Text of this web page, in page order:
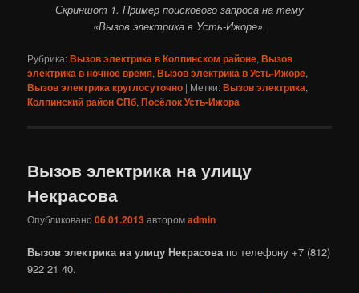
Скриншот 1. Пример поискового запроса на тему
«Вызов электрика в Усть-Ижоре».
Рубрика:Вызов электрика в Колпинском районе,Вызов
электрика в ночное время,Вызов электрика в Усть-Ижоре,
Вызов электрика круглосуточно | Метки:Вызов электрика,
Колпинский район СПб,Посёлок Усть-Ижора
Вызов электрика на улицу
Некрасова
Опубликовано06.01.2013авторомadmin
Вызов электрика на улицу Некрасовапо телефону +7 (812)
922 21 40.